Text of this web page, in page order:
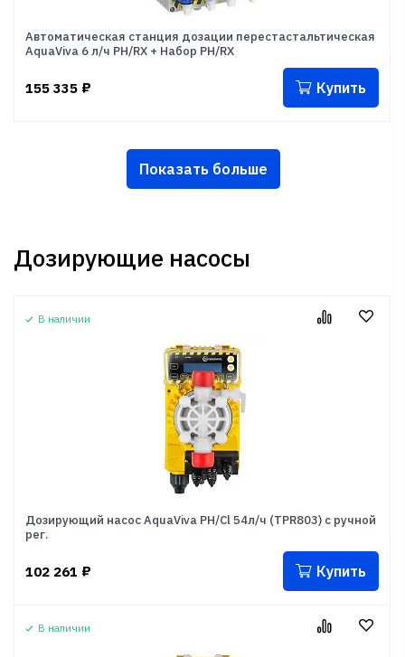
Автоматическая станция дозации перестастальтическая
AquaViva 6 л/ч PH/RX + Набор PH/RX
155 335 ₽ Купить
Показать больше
Дозирующие насосы
В наличии
Дозирующий насос AquaViva PH/Cl 54л/ч (TPR803) с ручной
рег.
102 261 ₽ Купить
В наличии